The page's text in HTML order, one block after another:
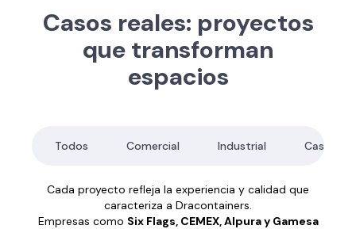
Casos reales: proyectos
que transforman
espacios
Todos Comercial Industrial Caseta
Cada proyecto refleja la experiencia y calidad que
caracteriza a Dracontainers.
Empresas como Six Flags, CEMEX, Alpura y Gamesa